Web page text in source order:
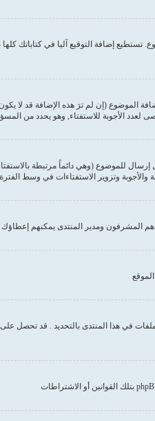
تستطيع إضافة التوقيع آليا في كتاباتك
الموضوع (إن لم ترَ هذه الإضافة قد لا
لعدد الأجوبة للاستفتاء, وهو يحدد من
إرسال للموضوع (وهي دائماً مرتبطة
وتزوير الاستفتاءات في وسط الفترة
ومدير المنتدى يمكنهم إعطاؤك
في هذا المنتدى بالتحديد . قد تحصل